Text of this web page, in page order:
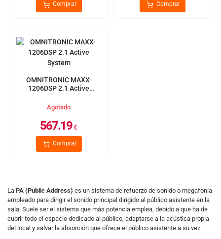
Comprar Comprar
OMNITRONIC MAXX-
1206DSP 2.1 Active
Agotado
567.19€
Comprar
La PA (Public Address) es un sistema de refuerzo de sonido o megafonía
empleado para dirigir el sonido principal dirigido al público asistente en la
sala. Suele ser el sistema que más potencia emplea, debido a que ha de
cubrir todo el espacio dedicado al público, adaptarse a la acústica propia
del local y salvar la absorción que ofrece el público asistente a su vez.